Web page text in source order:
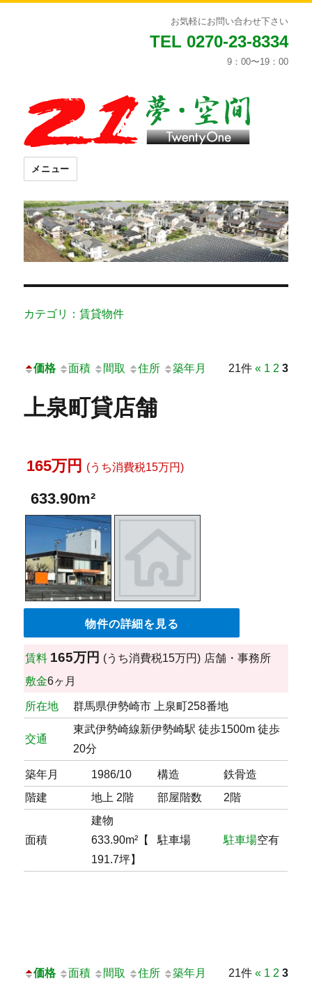
お気軽にお問い合わせ下さい
TEL 0270-23-8334
9：00〜19：00
メニュー
カテゴリ：賃貸物件
価格 面積 間取 住所 築年月 21件 « 1 2 3
上泉町貸店舗
165万円 (うち消費税15万円)
633.90m²
物件の詳細を見る
賃料 165万円 (うち消費税15万円) 店舗・事務所
敷金6ヶ月
所在地 群馬県伊勢崎市 上泉町258番地
交通
東武伊勢崎線新伊勢崎駅 徒歩1500m 徒歩
20分
築年月 1986/10 構造
鉄骨造
階建
地上 2階 部屋階数 2階
面積
建物
633.90m²【
191.7坪】
駐車場 駐車場空有
価格 面積 間取 住所 築年月 21件 « 1 2 3